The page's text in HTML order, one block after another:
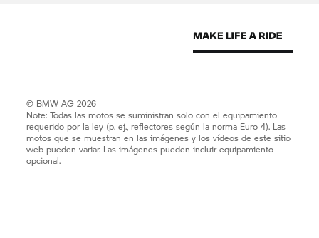
© BMW AG 2026
Note: Todas las motos se suministran solo con el equipamiento
requerido por la ley (p. ej., reflectores según la norma Euro 4). Las
motos que se muestran en las imágenes y los vídeos de este sitio
web pueden variar. Las imágenes pueden incluir equipamiento
opcional.